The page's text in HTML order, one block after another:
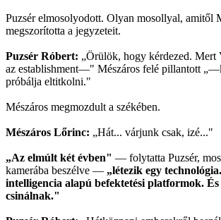
Puzsér elmosolyodott. Olyan mosollyal, amitől
megszorította a jegyzeteit.
Puzsér Róbert: „Örülök, hogy kérdezed. Mert
az establishment—" Mészáros felé pillantott
próbálja eltitkolni."
Mészáros megmozdult a székében.
Mészáros Lőrinc: „Hát... várjunk csak, izé..."
„Az elmúlt két évben" — folytatta Puzsér,
kamerába beszélve — „létezik egy
intelligencia alapú befektetési platformok.
csinálnak."